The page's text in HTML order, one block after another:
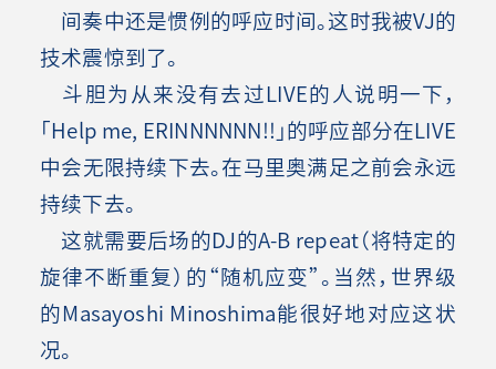
间奏中还是惯例的呼应时间。这时我被VJ的
技术震惊到了。
斗胆为从来没有去过LIVE的人说明一下，
「Help me, ERINNNNNN!!」的呼应部分在LIVE
中会无限持续下去。在马里奥满足之前会永远
持续下去。
这就需要后场的DJ的A-B repeat（将特定的
旋律不断重复）的“随机应变”。当然，世界级
的Masayoshi Minoshima能很好地对应这状
况。